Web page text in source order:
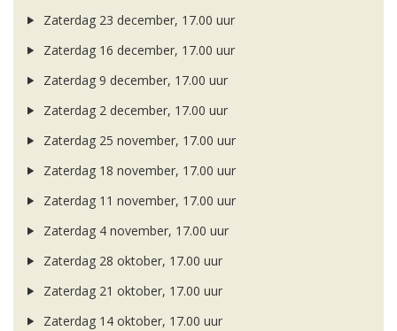
Zaterdag 23 december, 17.00 uur
Zaterdag 16 december, 17.00 uur
Zaterdag 9 december, 17.00 uur
Zaterdag 2 december, 17.00 uur
Zaterdag 25 november, 17.00 uur
Zaterdag 18 november, 17.00 uur
Zaterdag 11 november, 17.00 uur
Zaterdag 4 november, 17.00 uur
Zaterdag 28 oktober, 17.00 uur
Zaterdag 21 oktober, 17.00 uur
Zaterdag 14 oktober, 17.00 uur